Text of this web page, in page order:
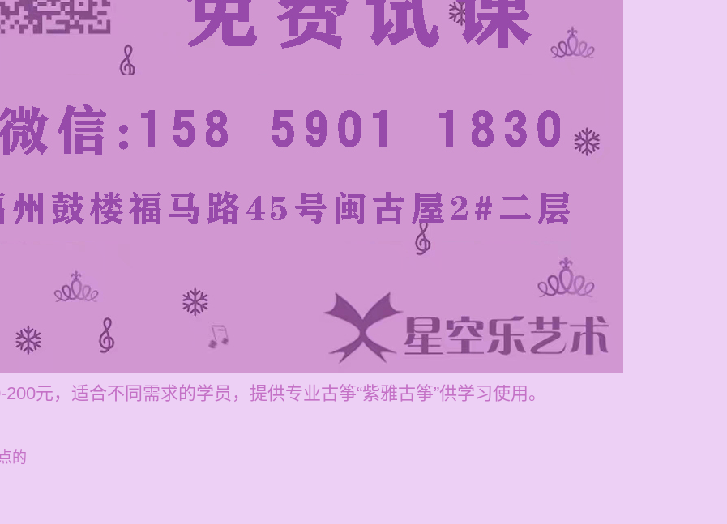
元，适合不同需求的学员，提供专业古筝“紫雅古筝”供学习使用。
的